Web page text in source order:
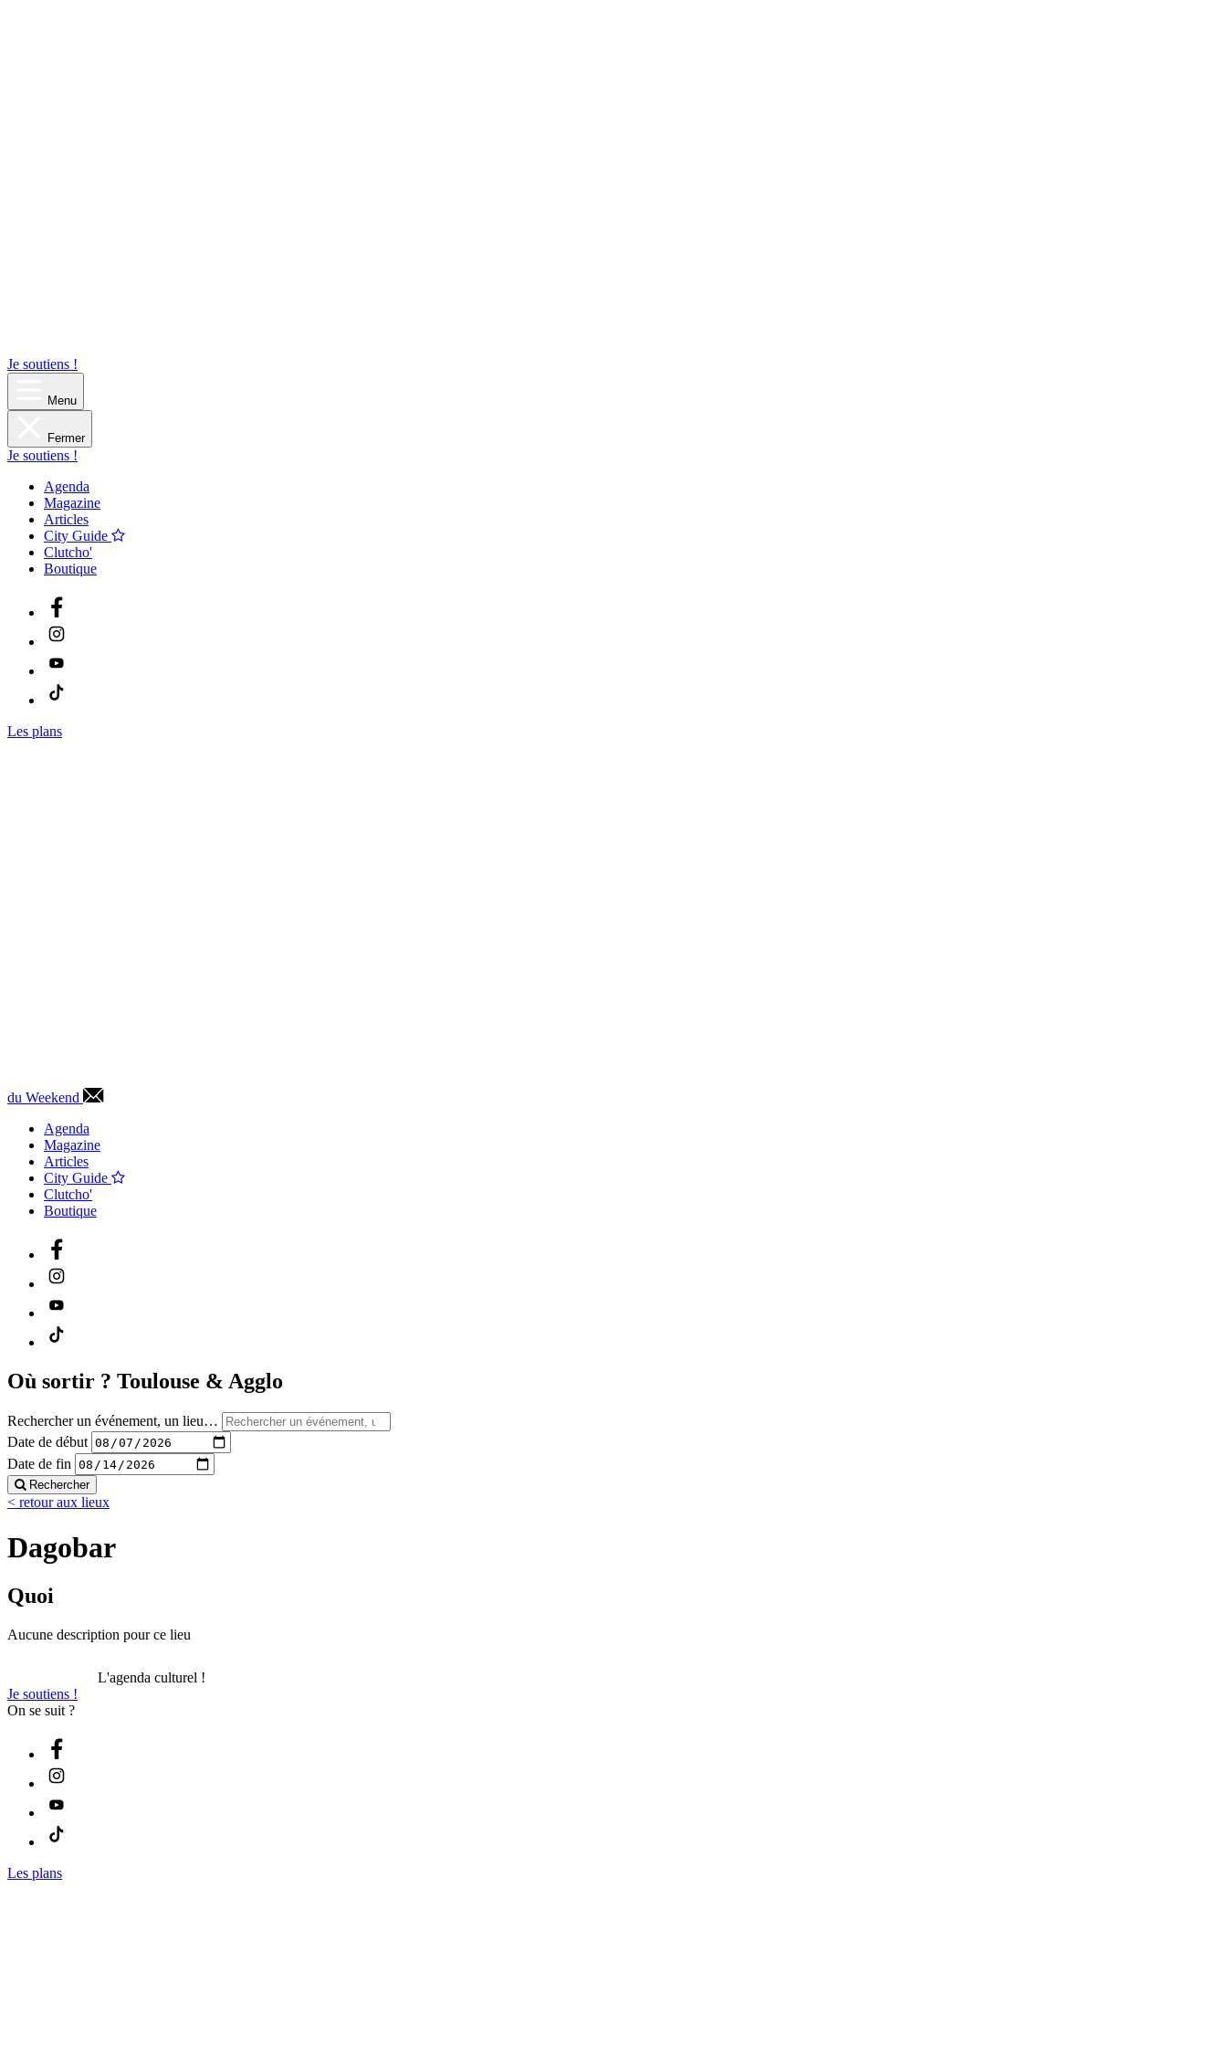
Je soutiens !
Menu
Fermer
Je soutiens !
Agenda
Magazine
Articles
City Guide
Clutcho'
Boutique
Les plans
du Weekend
Agenda
Magazine
Articles
City Guide
Clutcho'
Boutique
Où sortir ? Toulouse & Agglo
Rechercher un événement, un lieu…
Date de début
Date de fin
Rechercher
< retour aux lieux
Dagobar
Quoi
Aucune description pour ce lieu
L'agenda culturel !
Je soutiens !
On se suit ?
Les plans